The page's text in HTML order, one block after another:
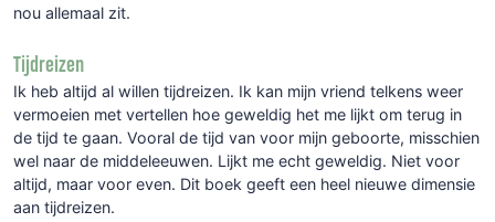
nou allemaal zit.
Tijdreizen
Ik heb altijd al willen tijdreizen. Ik kan mijn vriend telkens weer
vermoeien met vertellen hoe geweldig het me lijkt om terug in
de tijd te gaan. Vooral de tijd van voor mijn geboorte, misschien
wel naar de middeleeuwen. Lijkt me echt geweldig. Niet voor
altijd, maar voor even. Dit boek geeft een heel nieuwe dimensie
aan tijdreizen.